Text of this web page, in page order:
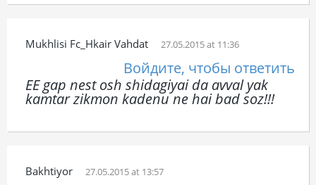
Mukhlisi Fc_Hkair Vahdat 27.05.2015 at 11:36
Войдите, чтобы ответить
EE gap nest osh shidagiyai da avval yak
kamtar zikmon kadenu ne hai bad soz!!!
Bakhtiyor 27.05.2015 at 13:57